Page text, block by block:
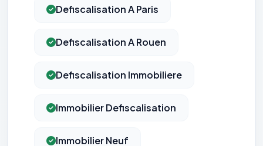
Defiscalisation A Paris
Defiscalisation A Rouen
Defiscalisation Immobiliere
Immobilier Defiscalisation
Immobilier Neuf